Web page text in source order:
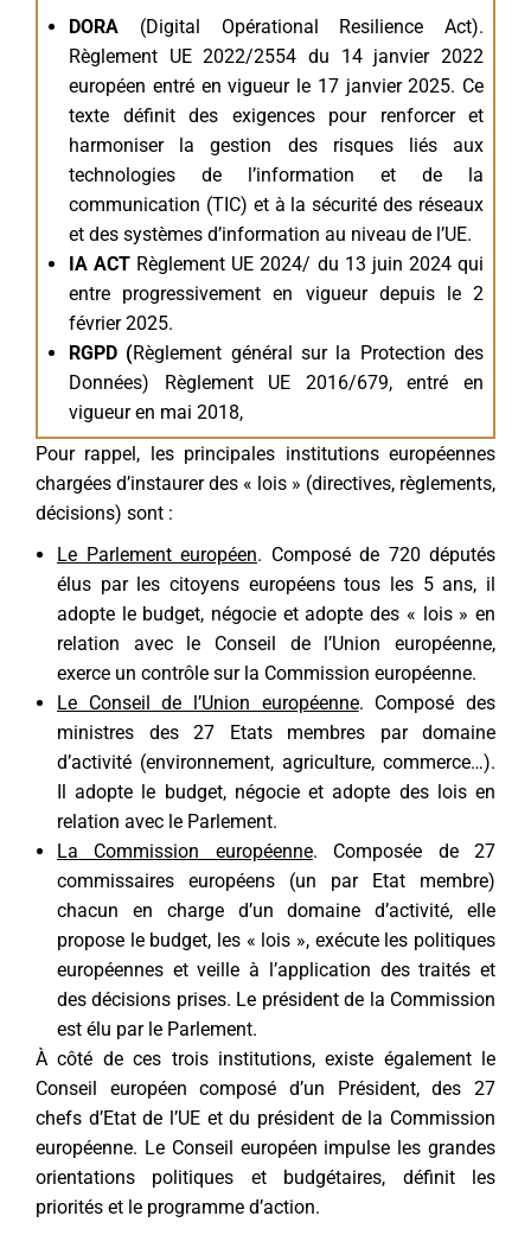
DORA (Digital Opérational Resilience Act).
Règlement UE 2022/2554 du 14 janvier 2022
européen entré en vigueur le 17 janvier 2025. Ce
texte définit des exigences pour renforcer et
harmoniser la gestion des risques liés aux
technologies de l’information et de la
communication (TIC) et à la sécurité des réseaux
et des systèmes d’information au niveau de l’UE.
IA ACT Règlement UE 2024/ du 13 juin 2024 qui
entre progressivement en vigueur depuis le 2
février 2025.
RGPD (Règlement général sur la Protection des
Données) Règlement UE 2016/679, entré en
vigueur en mai 2018,
Pour rappel, les principales institutions européennes
chargées d’instaurer des « lois » (directives, règlements,
décisions) sont :
Le Parlement européen. Composé de 720 députés
élus par les citoyens européens tous les 5 ans, il
adopte le budget, négocie et adopte des « lois » en
relation avec le Conseil de l’Union européenne,
exerce un contrôle sur la Commission européenne.
Le Conseil de l’Union européenne. Composé des
ministres des 27 Etats membres par domaine
d’activité (environnement, agriculture, commerce…).
Il adopte le budget, négocie et adopte des lois en
relation avec le Parlement.
La Commission européenne. Composée de 27
commissaires européens (un par Etat membre)
chacun en charge d’un domaine d’activité, elle
propose le budget, les « lois », exécute les politiques
européennes et veille à l’application des traités et
des décisions prises. Le président de la Commission
est élu par le Parlement.
À côté de ces trois institutions, existe également le
Conseil européen composé d’un Président, des 27
chefs d’Etat de l’UE et du président de la Commission
européenne. Le Conseil européen impulse les grandes
orientations politiques et budgétaires, définit les
priorités et le programme d’action.